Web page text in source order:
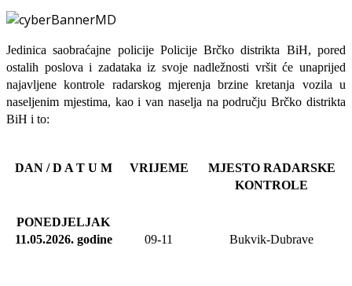
Jedinica saobraćajne policije Policije Brčko distrikta BiH, pored
ostalih poslova i zadataka iz svoje nadležnosti vršit će unaprijed
najavljene kontrole radarskog mjerenja brzine kretanja vozila u
naseljenim mjestima, kao i van naselja na području Brčko distrikta
BiH i to:
DAN / D A T U M VRIJEME
MJESTO RADARSKE
KONTROLE
PONEDJELJAK
11.05.2026.godine 09-11 Bukvik-Dubrave